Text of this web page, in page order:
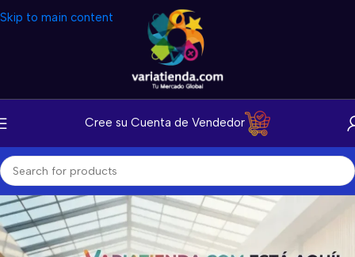
Skip to main content
Cree su Cuenta de Vendedor